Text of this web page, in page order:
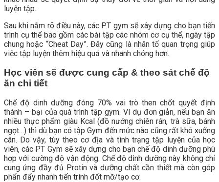
luyện tập.
Sau khi nắm rõ điều này, các PT gym sẽ xây dựng cho bạn tiến
trình cụ thể bao gồm các bài tập các nhóm cơ cụ thể, ngày tập
chung hoặc “Cheat Day”. Đây cũng là nhân tố quan trọng giúp
việc tập luyện thêm hiệu quả và nhanh chóng hơn.
Học viên sẽ được cung cấp & theo sát chế độ
ăn chi tiết
Chế độ dinh dưỡng đóng 70% vai trò then chốt quyết định
thành – bại của quá trình tập gym. Ví dụ đơn giản, nếu bạn ăn
nhiều thực phẩm giàu Kcal (đồ nướng chiên rán, trà sữa, bánh
ngọt…) thì dù bạn có tập Gym đến mức nào cũng rất khó xuống
cân. Do vậy, tùy theo cơ địa và tình trạng tập luyện của học
viên, các PT Gym sẽ xây dựng cho bạn chế độ dinh dưỡng phù
hợp với cường độ vận động. Chế độ dinh dưỡng này không chỉ
cung ứng đầy đủ Protin và dưỡng chất cần thiết mà còn góp
phẩn đẩy nhanh tiến trình đốt mỡ/tạo cơ.